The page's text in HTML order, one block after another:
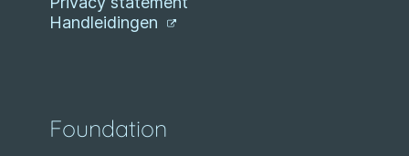
Handleidingen
Foundation